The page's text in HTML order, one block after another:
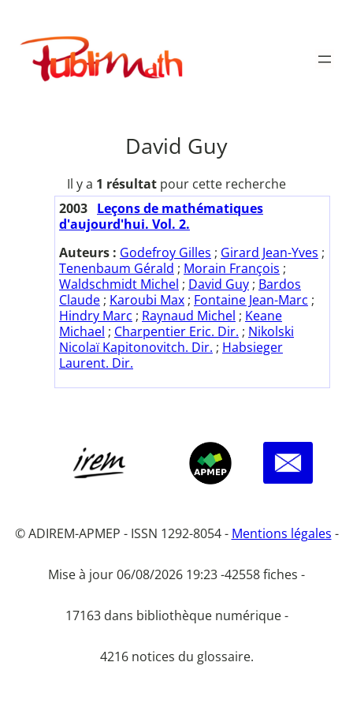
contenu
Publimath
David Guy
Il y a 1 résultat pour cette recherche
2003 Leçons de mathématiques
d'aujourd'hui. Vol. 2.
Auteurs : Godefroy Gilles ; Girard Jean-Yves ;
Tenenbaum Gérald ; Morain François ;
Waldschmidt Michel ; David Guy ; Bardos
Claude ; Karoubi Max ; Fontaine Jean-Marc ;
Hindry Marc ; Raynaud Michel ; Keane
Michael ; Charpentier Eric. Dir. ; Nikolski
Nicolaï Kapitonovitch. Dir. ; Habsieger
Laurent. Dir.
© ADIREM-APMEP - ISSN 1292-8054 - Mentions légales -
Mise à jour 06/08/2026 19:23 -42558 fiches -
17163 dans bibliothèque numérique -
4216 notices du glossaire.